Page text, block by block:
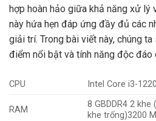
hợp hoàn hảo giữa khả năng xử lý
này hứa hẹn đáp ứng đầy đủ các
giải trí. Trong bài viết này, chúng
điểm nổi bật và tính năng độc đáo
CPU Intel Core i3-
RAM
8 GBDDR4 2 khe
khe trống)3200